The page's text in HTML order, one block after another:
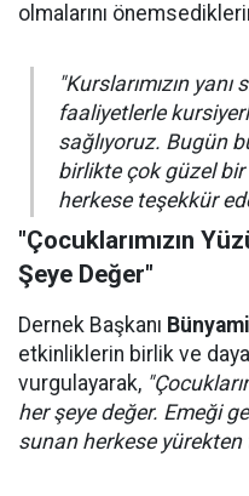
olmalarını
"Kurslarımızın
faaliyetlerle
sağlıyoruz. Bugün
birlikte çok güzel
herkese teşekkür
"Çocuklarımızın
Şeye Değer"
Dernek Başkanı
etkinliklerin birlik ve
vurgulayarak,
her şeye değer. Emeği
sunan herkese